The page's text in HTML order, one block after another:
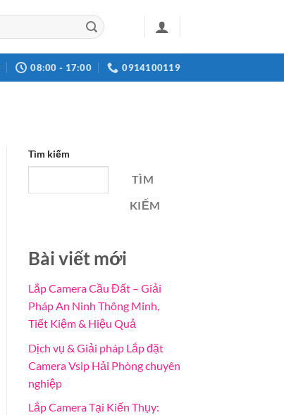
08:00 - 17:00 0914100119
Tìm kiếm
TÌM
KIẾM
Bài viết mới
Lắp Camera Cầu Đất – Giải
Pháp An Ninh Thông Minh,
Tiết Kiệm & Hiệu Quả
Dịch vụ & Giải pháp Lắp đặt
Camera Vsip Hải Phòng chuyên
nghiệp
Lắp Camera Tại Kiến Thụy: